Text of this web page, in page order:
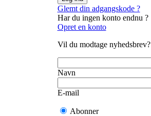
Glemt din adgangskode ?
Har du ingen konto endnu ?
Opret en konto
Vil du modtage nyhedsbrev?
Navn
E-mail
Abonner